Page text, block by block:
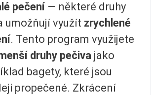
pečení— některé druhy
umožňují využít zrychlené
. Tento program využijete
druhy pečiva jako
bagety, které jsou
propečené. Zkrácení